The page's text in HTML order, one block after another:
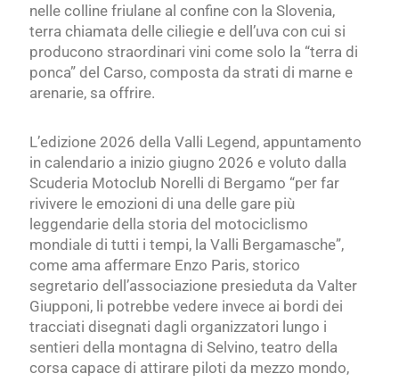
nelle colline friulane al confine con la Slovenia,
terra chiamata delle ciliegie e dell’uva con cui si
producono straordinari vini come solo la “terra di
ponca” del Carso, composta da strati di marne e
arenarie, sa offrire.
L’edizione 2026 della Valli Legend, appuntamento
in calendario a inizio giugno 2026 e voluto dalla
Scuderia Motoclub Norelli di Bergamo “per far
rivivere le emozioni di una delle gare più
leggendarie della storia del motociclismo
mondiale di tutti i tempi, la Valli Bergamasche”,
come ama affermare Enzo Paris, storico
segretario dell’associazione presieduta da Valter
Giupponi, li potrebbe vedere invece ai bordi dei
tracciati disegnati dagli organizzatori lungo i
sentieri della montagna di Selvino, teatro della
corsa capace di attirare piloti da mezzo mondo,